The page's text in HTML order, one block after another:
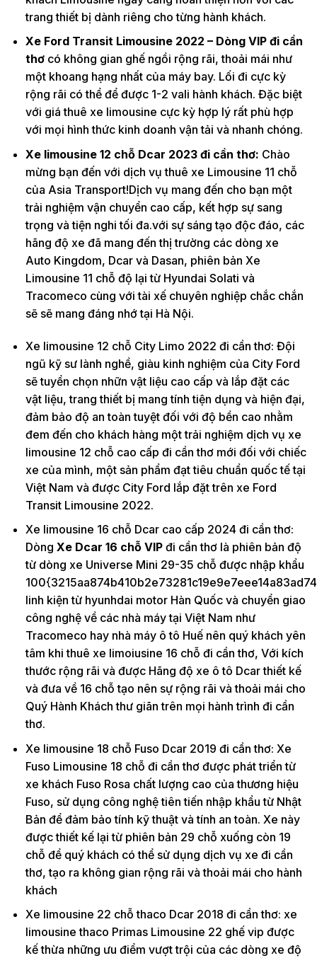
trang thiết bị dành riêng cho từng hành khách.
Xe Ford Transit Limousine 2022 – Dòng VIP đi cần
thơcó không gian ghế ngồi rộng rãi, thoải mái như
một khoang hạng nhất của máy bay. Lối đi cực kỳ
rộng rãi có thể để được 1-2 vali hành khách. Đặc biệt
với giá thuê xe limousine cực kỳ hợp lý rất phù hợp
với mọi hình thức kinh doanh vận tải và nhanh chóng.
Xe limousine 12 chỗ Dcar 2023 đi cần thơ: Chào
mừng bạn đến với dịch vụ thuê xe Limousine 11 chỗ
của Asia Transport!Dịch vụ mang đến cho bạn một
trải nghiệm vận chuyển cao cấp, kết hợp sự sang
trọng và tiện nghi tối đa.với sự sáng tạo độc đáo, các
hãng độ xe đã mang đến thị trường các dòng xe
Auto Kingdom, Dcar và Dasan, phiên bản Xe
Limousine 11 chỗ độ lại từ Hyundai Solati và
Tracomeco cùng với tài xế chuyên nghiệp chắc chắn
sẽ sẽ mang đáng nhớ tại Hà Nội.
Xe limousine 12 chỗ City Limo 2022 đi cần thơ: Đội
ngũ kỹ sư lành nghề, giàu kinh nghiệm của City Ford
sẽ tuyển chọn nhữn vật liệu cao cấp và lắp đặt các
vật liệu, trang thiết bị mang tính tiện dụng và hiện đại,
đảm bảo độ an toàn tuyệt đối với độ bền cao nhằm
đem đến cho khách hàng một trải nghiệm dịch vụ xe
limousine 12 chỗ cao cấp đi cần thơ mới đối với chiếc
xe của mình, một sản phẩm đạt tiêu chuẩn quốc tế tại
Việt Nam và được City Ford lắp đặt trên xe Ford
Transit Limousine 2022.
Xe limousine 16 chỗ Dcar cao cấp 2024 đi cần thơ:
Dòng Xe Dcar 16 chỗ VIPđi cần thơ là phiên bản độ
từ dòng xe Universe Mini 29-35 chỗ được nhập khẩu
linh kiện từ hyunhdai motor Hàn Quốc và chuyển giao
công nghệ về các nhà máy tại Việt Nam như
Tracomeco hay nhà máy ô tô Huế nên quý khách yên
tâm khi thuê xe limoiusine 16 chỗ đi cần thơ, Với kích
thước rộng rãi và được Hãng độ xe ô tô Dcar thiết kế
và đưa về 16 chỗ tạo nên sự rộng rãi và thoải mái cho
Quý Hành Khách thư giãn trên mọi hành trình đi cần
thơ.
Xe limousine 18 chỗ Fuso Dcar 2019 đi cần thơ: Xe
Fuso Limousine 18 chỗ đi cần thơ được phát triển từ
xe khách Fuso Rosa chất lượng cao của thương hiệu
Fuso, sử dụng công nghệ tiên tiến nhập khẩu từ Nhật
Bản để đảm bảo tính kỹ thuật và tính an toàn. Xe này
được thiết kế lại từ phiên bản 29 chỗ xuống còn 19
chỗ để quý khách có thể sử dụng dịch vụ xe đi cần
thơ, tạo ra không gian rộng rãi và thoải mái cho hành
khách
Xe limousine 22 chỗ thaco Dcar 2018 đi cần thơ: xe
limousine thaco Primas Limousine 22 ghế vip được
kế thừa những ưu điểm vượt trội của các dòng xe độ